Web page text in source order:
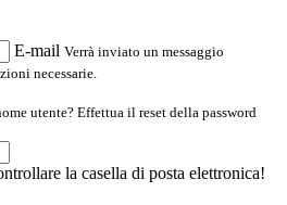
E-mail Verrà inviato un messaggio
necessarie.
utente? Effettua il reset della password
la casella di posta elettronica!